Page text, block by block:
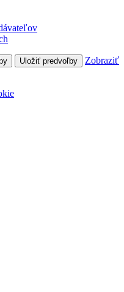
Uložiť predvoľby
Zobraziť